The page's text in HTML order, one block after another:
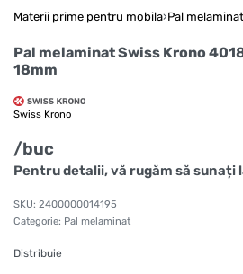
Materii prime pentru mobila›Pal melaminat
Pal melaminat Swiss Krono
18mm
Swiss Krono
/buc
Pentru detalii, vă rugăm să sunați
2400000014195
Categorie: Pal melaminat
Distribuie